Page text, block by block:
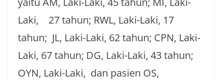
Laki, 27 tahun; RWL, Laki-Laki, 17
tahun; JL, Laki-Laki, 62 tahun; CPN, Laki-
Laki, 67 tahun; DG, Laki-Laki, 43 tahun;
OYN, Laki-Laki, dan pasien OS,